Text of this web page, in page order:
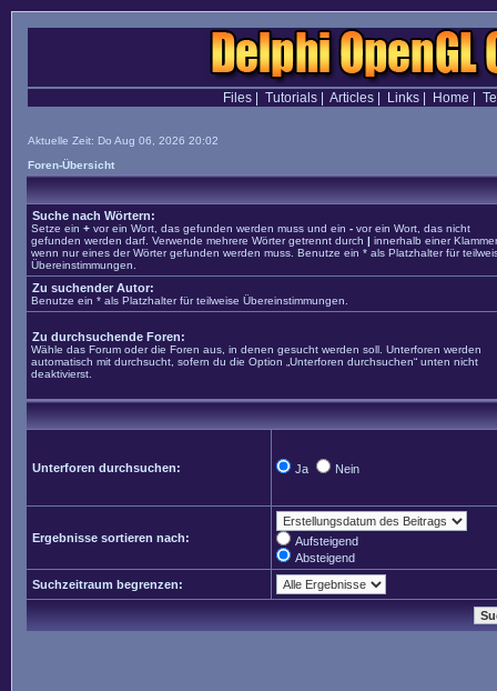
Files| Tutorials| Articles| Links| Home
Aktuelle Zeit: Do Aug 06, 2026 20:02
Foren-Übersicht
Suche nach Wörtern:
Setze ein + vor ein Wort, das gefunden werden muss und ein - vor ein Wort, das nicht
gefunden werden darf. Verwende mehrere Wörter getrennt durch | innerhalb einer
wenn nur eines der Wörter gefunden werden muss. Benutze ein * als Platzhalter für
Übereinstimmungen.
Zu suchender Autor:
Benutze ein * als Platzhalter für teilweise Übereinstimmungen.
Zu durchsuchende Foren:
Wähle das Forum oder die Foren aus, in denen gesucht werden soll. Unterforen werden
automatisch mit durchsucht, sofern du die Option „Unterforen durchsuchen“ unten nicht
deaktivierst.
Unterforen durchsuchen: Ja Nein
Ergebnisse sortieren nach:
Aufsteigend
Absteigend
Suchzeitraum begrenzen: